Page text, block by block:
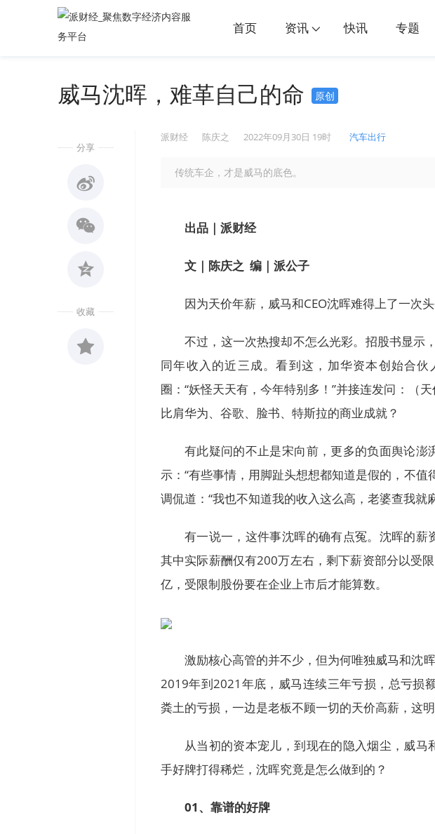
首页 资讯 快讯 专题
威马沈晖，难革自己的命 原创
分享
收藏
派财经 陈庆之 2022年09月30日 19时 汽车出行
传统车企，才是威马的底色。
出品｜派财经
文｜陈庆之 编｜派公子
因为天价年薪，威马和CEO沈晖难得上了一次头
不过，这一次热搜却不怎么光彩。招股书显示
同年收入的近三成。看到这，加华资本创始合
圈：“妖怪天天有，今年特别多！”并接连发问：（
比肩华为、谷歌、脸书、特斯拉的商业成就？
有此疑问的不止是宋向前，更多的负面舆论
示：“有些事情，用脚趾头想想都知道是假的，不
调侃道：“我也不知道我的收入这么高，老婆查我就
有一说一，这件事沈晖的确有点冤。沈晖的薪
其中实际薪酬仅有200万左右，剩下薪资部分以受
亿，受限制股份要在企业上市后才能算数。
激励核心高管的并不少，但为何唯独威马和沈
2019年到2021年底，威马连续三年亏损，总亏损
粪土的亏损，一边是老板不顾一切的天价高薪，这
从当初的资本宠儿，到现在的隐入烟尘，威
手好牌打得稀烂，沈晖究竟是怎么做到的？
01、靠谱的好牌